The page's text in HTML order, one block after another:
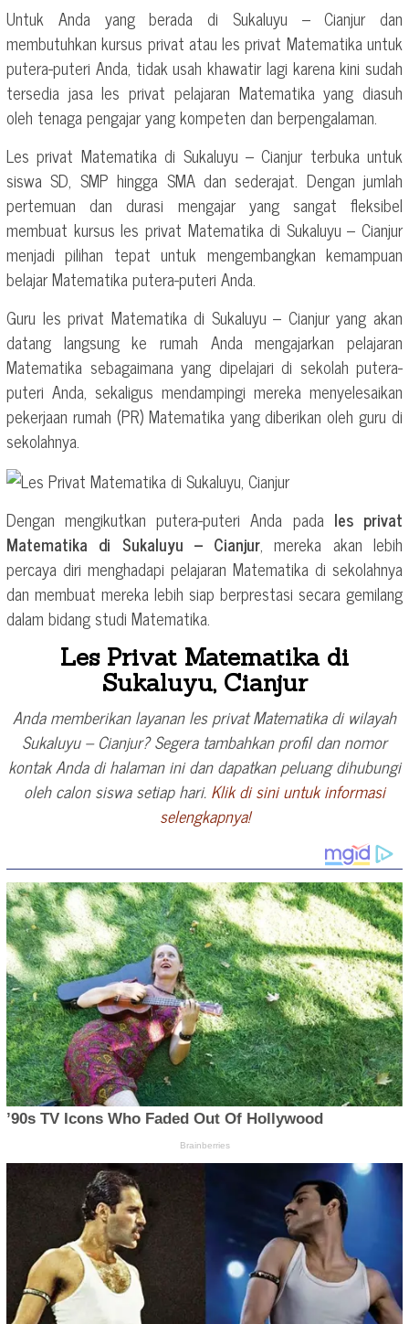
Untuk Anda yang berada di Sukaluyu – Cianjur dan
membutuhkan kursus privat atau les privat Matematika untuk
putera-puteri Anda, tidak usah khawatir lagi karena kini sudah
tersedia jasa les privat pelajaran Matematika yang diasuh
oleh tenaga pengajar yang kompeten dan berpengalaman.
Les privat Matematika di Sukaluyu – Cianjur terbuka untuk
siswa SD, SMP hingga SMA dan sederajat. Dengan jumlah
pertemuan dan durasi mengajar yang sangat fleksibel
membuat kursus les privat Matematika di Sukaluyu – Cianjur
menjadi pilihan tepat untuk mengembangkan kemampuan
belajar Matematika putera-puteri Anda.
Guru les privat Matematika di Sukaluyu – Cianjur yang akan
datang langsung ke rumah Anda mengajarkan pelajaran
Matematika sebagaimana yang dipelajari di sekolah putera-
puteri Anda, sekaligus mendampingi mereka menyelesaikan
pekerjaan rumah (PR) Matematika yang diberikan oleh guru di
sekolahnya.
Dengan mengikutkan putera-puteri Anda pada les privat
Matematika di Sukaluyu – Cianjur, mereka akan lebih
percaya diri menghadapi pelajaran Matematika di sekolahnya
dan membuat mereka lebih siap berprestasi secara gemilang
dalam bidang studi Matematika.
Les Privat Matematika di
Sukaluyu, Cianjur
Anda memberikan layanan les privat Matematika di wilayah
Sukaluyu – Cianjur? Segera tambahkan profil dan nomor
kontak Anda di halaman ini dan dapatkan peluang dihubungi
oleh calon siswa setiap hari. Klik di sini untuk informasi
selengkapnya!